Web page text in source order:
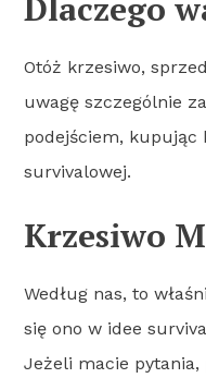
Dlaczego
Otóż krzesiwo,
uwagę szczególnie
podejściem, kupując
survivalowej.
Krzesiwo
Według nas, to
się ono w idee
Jeżeli macie